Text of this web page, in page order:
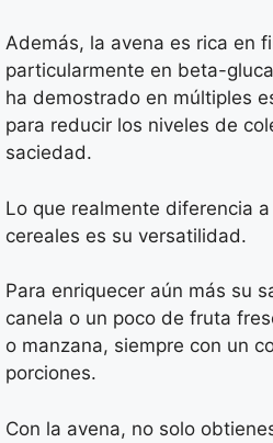
Además, la avena es rica en
particularmente en beta-
ha demostrado en múltiples
para reducir los niveles de
saciedad.
Lo que realmente diferencia
cereales es su versatilidad.
Para enriquecer aún más su
canela o un poco de fruta
o manzana, siempre con un
porciones.
Con la avena, no solo